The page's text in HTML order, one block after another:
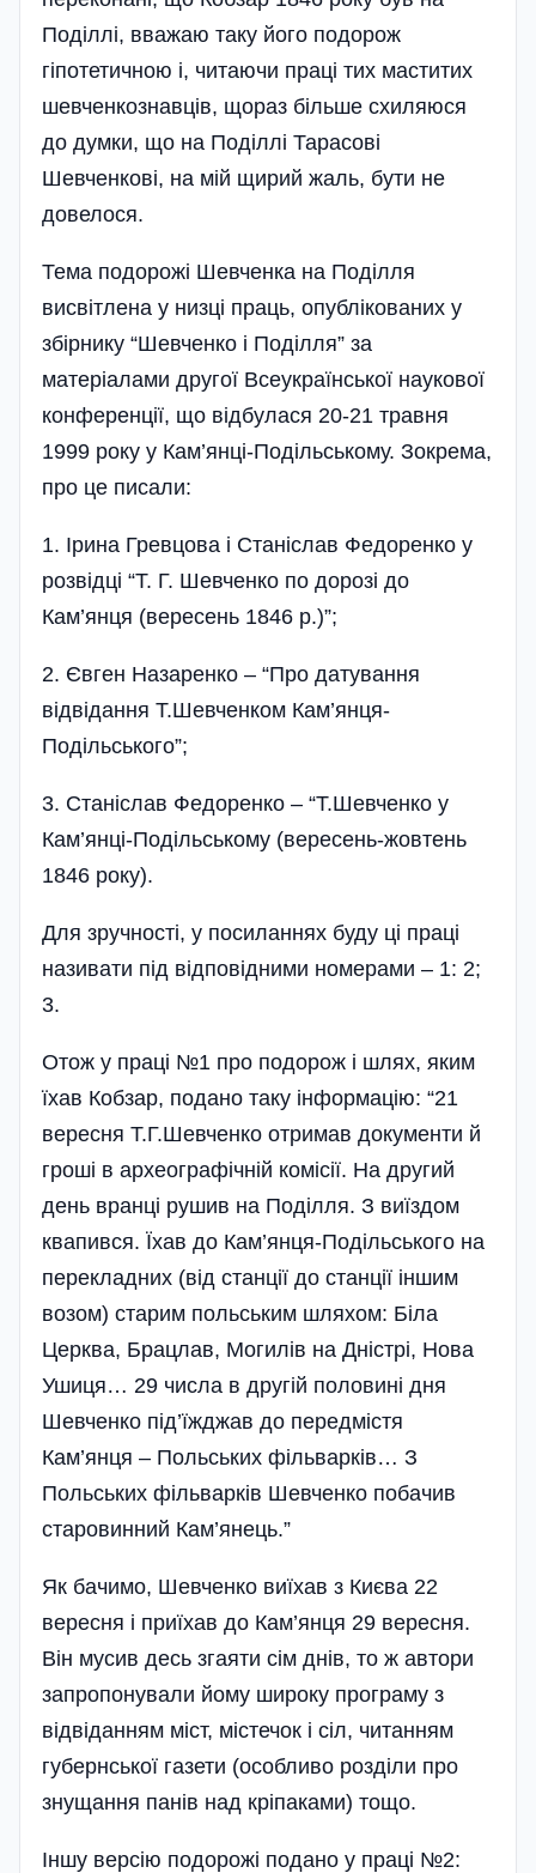
Поділлі, вважаю таку його подорож
гіпотетичною і, читаючи праці тих маститих
шевченкознавців, щораз більше схиляюся
до думки, що на Поділлі Тарасові
Шевченкові, на мій щирий жаль, бути не
довелося.
Тема подорожі Шевченка на Поділля
висвітлена у низці праць, опублікованих у
збірнику “Шевченко і Поділля” за
матеріалами другої Всеукраїнської наукової
конференції, що відбулася 20-21 травня
1999 року у Кам’янці-Подільському. Зокрема,
про це писали:
1. Ірина Гревцова і Станіслав Федоренко у
розвідці “Т. Г. Шевченко по дорозі до
Кам’янця (вересень 1846 р.)”;
2. Євген Назаренко – “Про датування
відвідання Т.Шевченком Кам’янця-
Подільського”;
3. Станіслав Федоренко – “Т.Шевченко у
Кам’янці-Подільському (вересень-жовтень
1846 року).
Для зручності, у посиланнях буду ці праці
називати під відповідними номерами – 1: 2;
3.
Отож у праці №1 про подорож і шлях, яким
їхав Кобзар, подано таку інформацію: “21
вересня Т.Г.Шевченко отримав документи й
гроші в археографічній комісії. На другий
день вранці рушив на Поділля. З виїздом
квапився. Їхав до Кам’янця-Подільського на
перекладних (від станції до станції іншим
возом) старим польським шляхом: Біла
Церква, Брацлав, Могилів на Дністрі, Нова
Ушиця… 29 числа в другій половині дня
Шевченко під’їжджав до передмістя
Кам’янця – Польських фільварків… З
Польських фільварків Шевченко побачив
старовинний Кам’янець.”
Як бачимо, Шевченко виїхав з Києва 22
вересня і приїхав до Кам’янця 29 вересня.
Він мусив десь згаяти сім днів, то ж автори
запропонували йому широку програму з
відвіданням міст, містечок і сіл, читанням
губернської газети (особливо розділи про
знущання панів над кріпаками) тощо.
Іншу версію подорожі подано у праці №2: